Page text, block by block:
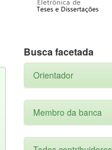
Busca facetada
Orientador
Membro da banca